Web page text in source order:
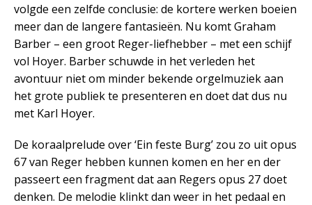
volgde een zelfde conclusie: de kortere werken boeien
meer dan de langere fantasieën. Nu komt Graham
Barber – een groot Reger-liefhebber – met een schijf
vol Hoyer. Barber schuwde in het verleden het
avontuur niet om minder bekende orgelmuziek aan
het grote publiek te presenteren en doet dat dus nu
met Karl Hoyer.
De koraalprelude over ‘Ein feste Burg’ zou zo uit opus
67 van Reger hebben kunnen komen en her en der
passeert een fragment dat aan Regers opus 27 doet
denken. De melodie klinkt dan weer in het pedaal en